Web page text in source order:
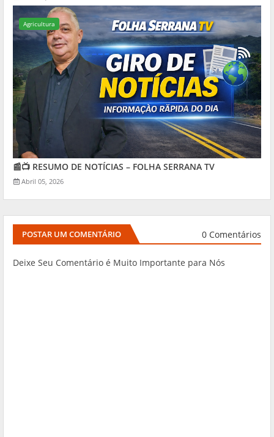
Agricultura
📰📺 RESUMO DE NOTÍCIAS – FOLHA SERRANA TV
Abril 05, 2026
POSTAR UM COMENTÁRIO 0 Comentários
Deixe Seu Comentário é Muito Importante para Nós